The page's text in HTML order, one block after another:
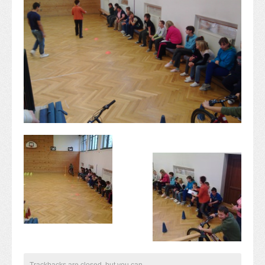
Alapítvány
Pedagógiai szakmai ellenőrzés
Gyermek- és ifjúságvédelem
Étlap
Projektjeink
Digitális témahét 2016
EFOP-3.1.6
Közlekedés biztonsági pályázat
TÁMOP-3.1.4-12/2
Projektbeszámolók
Egészségnap
Informatika Szakkör
Konfliktuskezelés
Mindennapos testnevelés